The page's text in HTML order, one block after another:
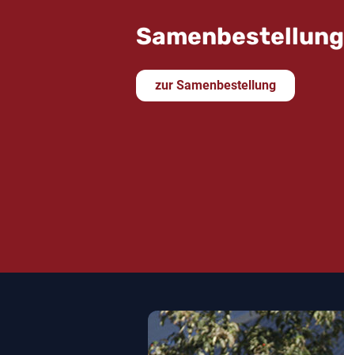
Samenbestellung
zur Samenbestellung